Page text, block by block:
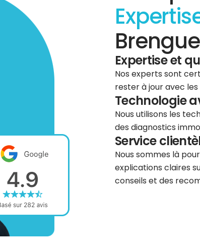
Expertise et
Nos experts sont
rester à jour avec
Technologie
Nous utilisons les
des diagnostics
Service
Nous sommes là
explications claires
conseils et des